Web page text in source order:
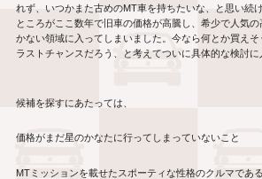
れず、いつかまた古めのMT車を持ちたいな、と思い続
ところがここ数年で旧車の価格が高騰し、希少で人気
かない領域に入ってしまいました。今なら何とか買え
ラストチャンスだろう、と考えてついに具体的な検討に
候補を探すにあたっては、
価格がまだ星のかなたに行ってしまっていないこと
MTミッションを載せたスポーティな性格のクルマであ